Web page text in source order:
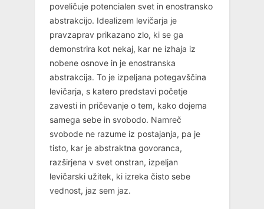
poveličuje potencialen svet in enostransko
abstrakcijo. Idealizem levičarja je
pravzaprav prikazano zlo, ki se ga
demonstrira kot nekaj, kar ne izhaja iz
nobene osnove in je enostranska
abstrakcija. To je izpeljana potegavščina
levičarja, s katero predstavi početje
zavesti in pričevanje o tem, kako dojema
samega sebe in svobodo. Namreč
svobode ne razume iz postajanja, pa je
tisto, kar je abstraktna govoranca,
razširjena v svet onstran, izpeljan
levičarski užitek, ki izreka čisto sebe
vednost, jaz sem jaz.